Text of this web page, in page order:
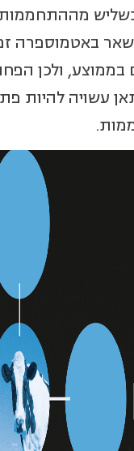
באטמוספרה
ל-12 שנים בממוצע,
עשויה להיות